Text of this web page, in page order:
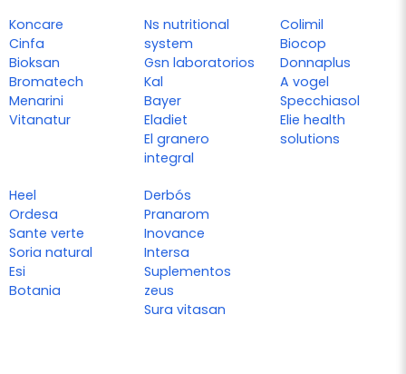
Koncare
Cinfa
Bioksan
Bromatech
Menarini
Vitanatur
Ns nutritional
system
Gsn laboratorios
Kal
Bayer
Eladiet
El granero
integral
Colimil
Biocop
Donnaplus
A vogel
Specchiasol
Elie health
solutions
Heel
Ordesa
Sante verte
Soria natural
Esi
Botania
Derbós
Pranarom
Inovance
Intersa
Suplementos
zeus
Sura vitasan